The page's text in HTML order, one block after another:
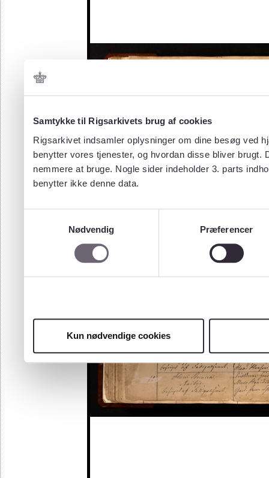
Samtykke til Rigsarkivets brug af cookies
Rigsarkivet indsamler oplysninger om dine besøg ved
benytter vores tjenester, og hvordan disse bliver
nemmere at bruge. Nogle sider indeholder 3. parts
benytter ikke denne data.
Nødvendig
Præferencer
Kun nødvendige cookies